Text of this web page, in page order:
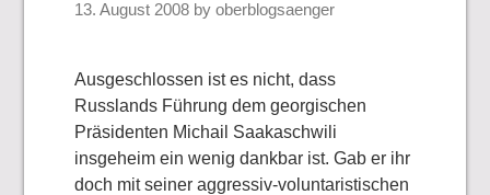
13. August 2008 byoberblogsaenger
Ausgeschlossen ist es nicht, dass
Russlands Führung dem georgischen
Präsidenten Michail Saakaschwili
insgeheim ein wenig dankbar ist. Gab er ihr
doch mit seiner aggressiv-voluntaristischen